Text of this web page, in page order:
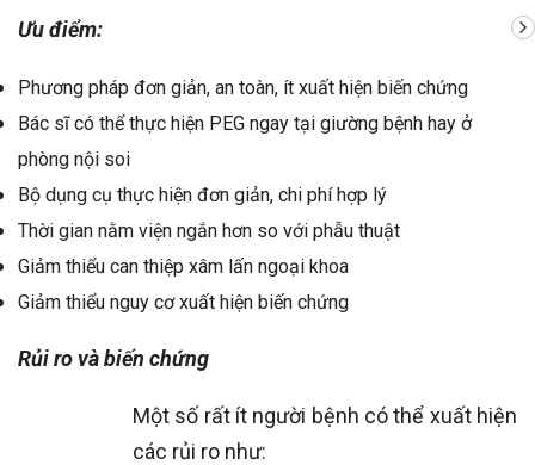
Ưu điểm:
Phương pháp đơn giản, an toàn, ít xuất hiện biến chứng
Bác sĩ có thể thực hiện PEG ngay tại giường bệnh hay ở
phòng nội soi
Bộ dụng cụ thực hiện đơn giản, chi phí hợp lý
Thời gian nằm viện ngắn hơn so với phẫu thuật
Giảm thiểu can thiệp xâm lấn ngoại khoa
Giảm thiểu nguy cơ xuất hiện biến chứng
Rủi ro và biến chứng
Một số rất ít người bệnh có thể xuất hiện
các rủi ro như: